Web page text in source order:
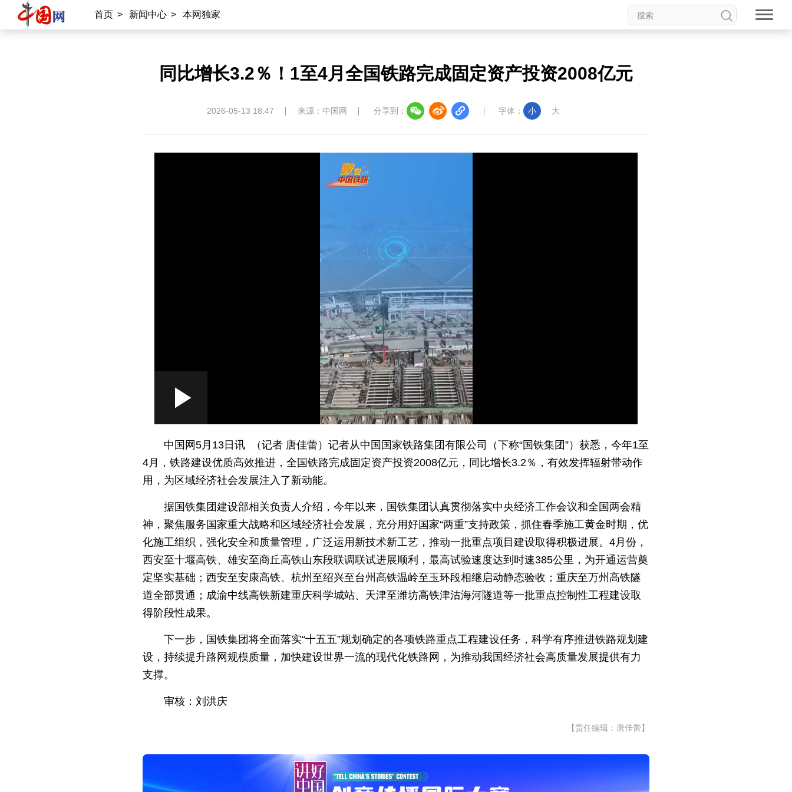
首页 > 新闻中心 > 本网独家
同比增长3.2％！1至4月全国铁路完成固定资产投资2008亿元
2026-05-13 18:47 来源：中国网 分享到： 字体： 小 大
Play
Video
Picture
中国网5月13日讯 （记者 唐佳蕾）记者从中国国家铁路集团有限公司（下称“国铁集团”）获悉，今年1至
4月，铁路建设优质高效推进，全国铁路完成固定资产投资2008亿元，同比增长3.2％，有效发挥辐射带动作
用，为区域经济社会发展注入了新动能。
据国铁集团建设部相关负责人介绍，今年以来，国铁集团认真贯彻落实中央经济工作会议和全国两会精
神，聚焦服务国家重大战略和区域经济社会发展，充分用好国家“两重”支持政策，抓住春季施工黄金时期，优
化施工组织，强化安全和质量管理，广泛运用新技术新工艺，推动一批重点项目建设取得积极进展。4月份，
西安至十堰高铁、雄安至商丘高铁山东段联调联试进展顺利，最高试验速度达到时速385公里，为开通运营奠
定坚实基础；西安至安康高铁、杭州至绍兴至台州高铁温岭至玉环段相继启动静态验收；重庆至万州高铁隧
道全部贯通；成渝中线高铁新建重庆科学城站、天津至潍坊高铁津沽海河隧道等一批重点控制性工程建设取
得阶段性成果。
下一步，国铁集团将全面落实“十五五”规划确定的各项铁路重点工程建设任务，科学有序推进铁路规划建
设，持续提升路网规模质量，加快建设世界一流的现代化铁路网，为推动我国经济社会高质量发展提供有力
支撑。
审核：刘洪庆
【责任编辑：唐佳蕾】